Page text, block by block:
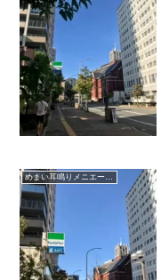
めまい耳鳴りメニエール突発性難聴